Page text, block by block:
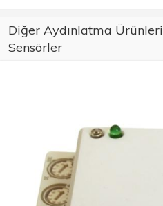
Diğer Aydınlatma Ürünleri
Sensörler